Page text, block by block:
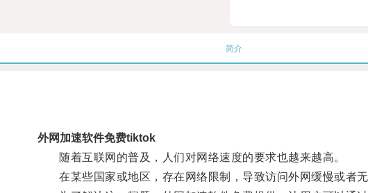
简介
外网加速软件免费tiktok
随着互联网的普及，人们对网络速度的要求也越来越高。
在某些国家或地区，存在网络限制，导致访问外网缓慢或者无